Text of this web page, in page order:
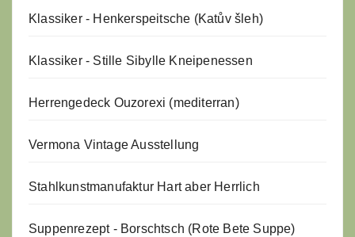
Klassiker - Henkerspeitsche (Katův šleh)
Klassiker - Stille Sibylle Kneipenessen
Herrengedeck Ouzorexi (mediterran)
Vermona Vintage Ausstellung
Stahlkunstmanufaktur Hart aber Herrlich
Suppenrezept - Borschtsch (Rote Bete Suppe)